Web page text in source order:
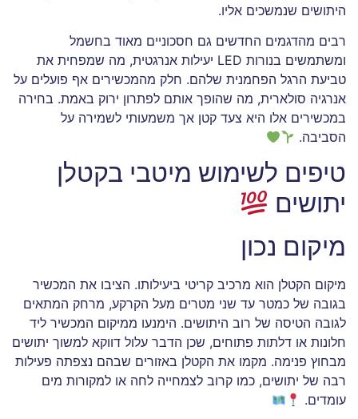
היתושים שנמשכים אליו.
רבים מהדגמים החדשים גם חסכוניים מאוד בחשמל
ומשתמשים בנורות LED יעילות אנרגטית, מה שמפחית את
טביעת הרגל הפחמנית שלהם. חלק מהמכשירים אף פועלים על
אנרגיה סולארית, מה שהופך אותם לפתרון ירוק באמת. בחירה
במכשירים אלו היא צעד קטן אך משמעותי לשמירה על
הסביבה.
טיפים לשימוש מיטבי בקטלן
יתושים
מיקום נכון
מיקום הקטלן הוא מרכיב קריטי ביעילותו. הציבו את המכשיר
בגובה של כמטר עד שני מטרים מעל הקרקע, מרחק המתאים
לגובה הטיסה של רוב היתושים. הימנעו ממיקום המכשיר ליד
חלונות או דלתות פתוחים, שכן הדבר עלול דווקא למשוך יתושים
מבחוץ פנימה. מקמו את הקטלן באזורים שבהם נצפתה פעילות
רבה של יתושים, כמו קרוב לצמחייה לחה או למקורות מים
עומדים.